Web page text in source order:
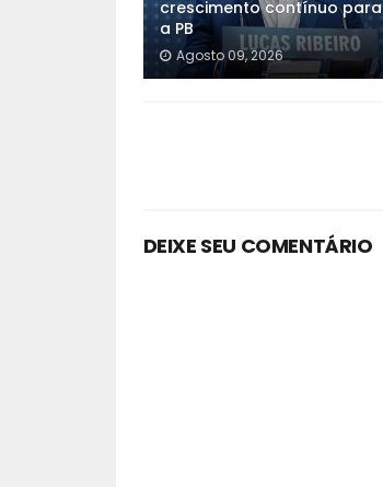
crescimento contínuo para
a PB
Agosto 09, 2026
DEIXE SEU COMENTÁRIO